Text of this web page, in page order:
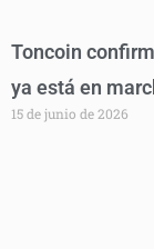
Toncoin
ya está en
15 de junio de 2026